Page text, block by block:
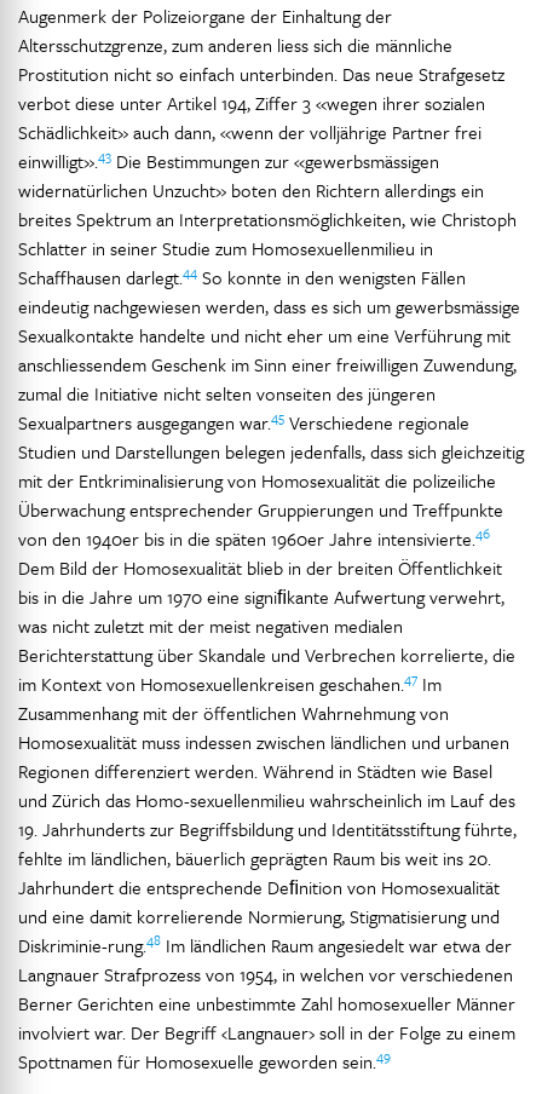
Augenmerk der Polizeiorgane der Einhaltung der
Altersschutzgrenze, zum anderen liess sich die männliche
Prostitution nicht so einfach unterbinden. Das neue Strafgesetz
verbot diese unter Artikel 194, Ziffer 3 «wegen ihrer sozialen
Schädlichkeit» auch dann, «wenn der volljährige Partner frei
einwilligt».43 Die Bestimmungen zur «gewerbsmässigen
widernatürlichen Unzucht» boten den Richtern allerdings ein
breites Spektrum an Interpretationsmöglichkeiten, wie Christoph
Schlatter in seiner Studie zum Homosexuellenmilieu in
Schaffhausen darlegt.44 So konnte in den wenigsten Fällen
eindeutig nachgewiesen werden, dass es sich um gewerbsmässige
Sexualkontakte handelte und nicht eher um eine Verführung mit
anschliessendem Geschenk im Sinn einer freiwilligen Zuwendung,
zumal die Initiative nicht selten vonseiten des jüngeren
Sexualpartners ausgegangen war.45 Verschiedene regionale
Studien und Darstellungen belegen jedenfalls, dass sich gleichzeitig
mit der Entkriminalisierung von Homosexualität die polizeiliche
Überwachung entsprechender Gruppierungen und Treffpunkte
von den 1940er bis in die späten 1960er Jahre intensivierte.46
Dem Bild der Homosexualität blieb in der breiten Öffentlichkeit
bis in die Jahre um 1970 eine signiﬁkante Aufwertung verwehrt,
was nicht zuletzt mit der meist negativen medialen
Berichterstattung über Skandale und Verbrechen korrelierte, die
im Kontext von Homosexuellenkreisen geschahen.47 Im
Zusammenhang mit der öffentlichen Wahrnehmung von
Homosexualität muss indessen zwischen ländlichen und urbanen
Regionen differenziert werden. Während in Städten wie Basel
und Zürich das Homo-sexuellenmilieu wahrscheinlich im Lauf des
19. Jahrhunderts zur Begriffsbildung und Identitätsstiftung führte,
fehlte im ländlichen, bäuerlich geprägten Raum bis weit ins 20.
Jahrhundert die entsprechende Deﬁnition von Homosexualität
und eine damit korrelierende Normierung, Stigmatisierung und
Diskriminie-rung.48 Im ländlichen Raum angesiedelt war etwa der
Langnauer Strafprozess von 1954, in welchen vor verschiedenen
Berner Gerichten eine unbestimmte Zahl homosexueller Männer
involviert war. Der Begriff ‹Langnauer› soll in der Folge zu einem
Spottnamen für Homosexuelle geworden sein.49